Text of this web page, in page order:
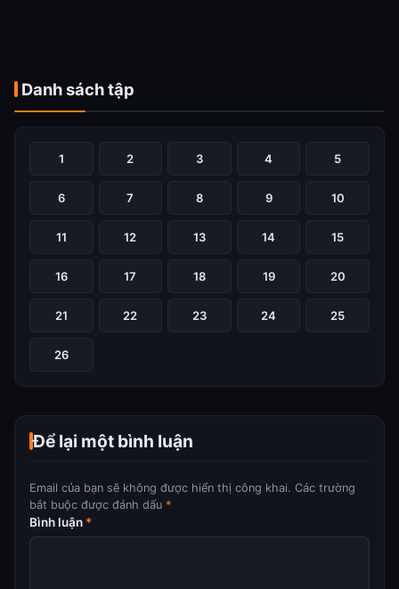
Danh sách tập
1 2 3 4 5
6 7 8 9 10
11 12 13 14 15
16 17 18 19 20
21 22 23 24 25
26
Để lại một bình luận
Email của bạn sẽ không được hiển thị công khai. Các trường
bắt buộc được đánh dấu *
Bình luận *